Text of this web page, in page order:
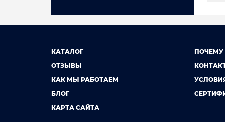
КАТАЛОГ
ОТЗЫВЫ
КАК МЫ РАБОТАЕМ
БЛОГ
КАРТА САЙТА